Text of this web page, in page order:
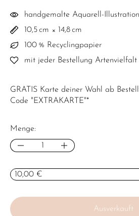
handgemalte Aquarell-Illustration
10,5 cm × 14,8 cm
100 % Recyclingpapier
mit jeder Bestellung Artenvielfalt
GRATIS Karte deiner Wahl ab
Code "EXTRAKARTE"*
Menge:
Nennwerte:
Ausverkauft